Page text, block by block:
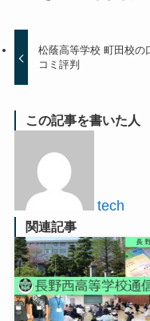
松蔭高等学校 町田校の
コミ評判
この記事を書いた人
tech
関連記事